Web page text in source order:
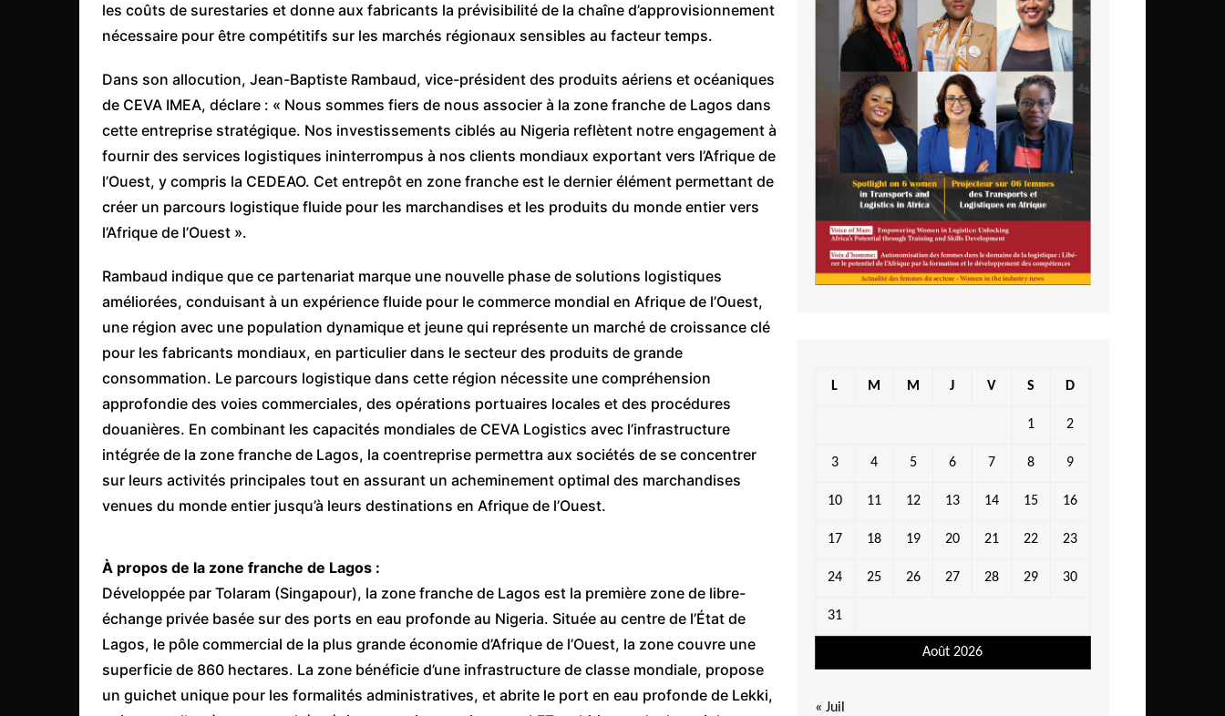
les coûts de surestaries et donne aux fabricants la prévisibilité de la chaîne d’approvisionnement
nécessaire pour être compétitifs sur les marchés régionaux sensibles au facteur temps.
Dans son allocution, Jean-Baptiste Rambaud, vice-président des produits aériens et océaniques
de CEVA IMEA, déclare : « Nous sommes fiers de nous associer à la zone franche de Lagos dans
cette entreprise stratégique. Nos investissements ciblés au Nigeria reflètent notre engagement à
fournir des services logistiques ininterrompus à nos clients mondiaux exportant vers l’Afrique de
l’Ouest, y compris la CEDEAO. Cet entrepôt en zone franche est le dernier élément permettant de
créer un parcours logistique fluide pour les marchandises et les produits du monde entier vers
l’Afrique de l’Ouest ».
Rambaud indique que ce partenariat marque une nouvelle phase de solutions logistiques
améliorées, conduisant à un expérience fluide pour le commerce mondial en Afrique de l’Ouest,
une région avec une population dynamique et jeune qui représente un marché de croissance clé
pour les fabricants mondiaux, en particulier dans le secteur des produits de grande
consommation. Le parcours logistique dans cette région nécessite une compréhension
approfondie des voies commerciales, des opérations portuaires locales et des procédures
douanières. En combinant les capacités mondiales de CEVA Logistics avec l’infrastructure
intégrée de la zone franche de Lagos, la coentreprise permettra aux sociétés de se concentrer
sur leurs activités principales tout en assurant un acheminement optimal des marchandises
venues du monde entier jusqu’à leurs destinations en Afrique de l’Ouest.
À propos de la zone franche de Lagos :
Développée par Tolaram (Singapour), la zone franche de Lagos est la première zone de libre-
échange privée basée sur des ports en eau profonde au Nigeria. Située au centre de l’État de
Lagos, le pôle commercial de la plus grande économie d’Afrique de l’Ouest, la zone couvre une
superficie de 860 hectares. La zone bénéficie d’une infrastructure de classe mondiale, propose
un guichet unique pour les formalités administratives, et abrite le port en eau profonde de Lekki,
Août 2026
L M M J V S D
1 2
3 4 5 6 7 8 9
10 11 12 13 14 15 16
17 18 19 20 21 22 23
24 25 26 27 28 29 30
31
« Juil